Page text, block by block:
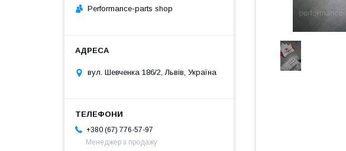
Performance-parts shop
вул. Шевченка 186/2, Львів, Україна
+380 (67) 776-57-97
Менеджер з продажу